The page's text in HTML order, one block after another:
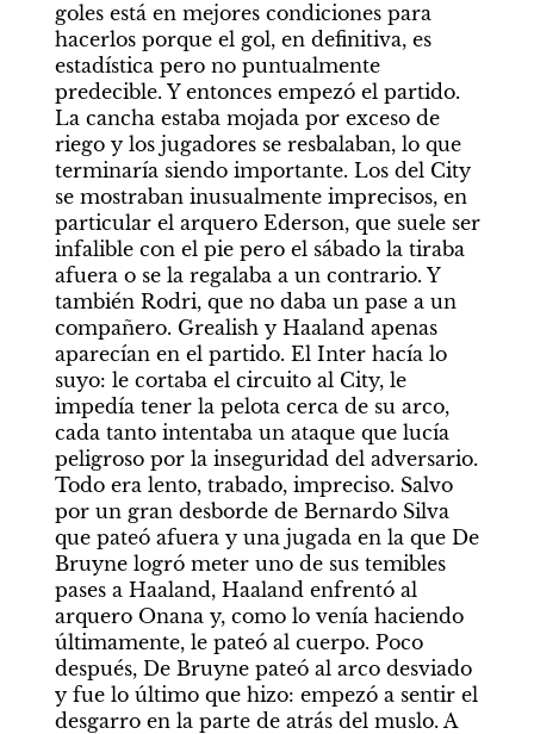
goles está en mejores condiciones para
hacerlos porque el gol, en definitiva, es
estadística pero no puntualmente
predecible. Y entonces empezó el partido.
La cancha estaba mojada por exceso de
riego y los jugadores se resbalaban, lo que
terminaría siendo importante. Los del City
se mostraban inusualmente imprecisos, en
particular el arquero Ederson, que suele ser
infalible con el pie pero el sábado la tiraba
afuera o se la regalaba a un contrario. Y
también Rodri, que no daba un pase a un
compañero. Grealish y Haaland apenas
aparecían en el partido. El Inter hacía lo
suyo: le cortaba el circuito al City, le
impedía tener la pelota cerca de su arco,
cada tanto intentaba un ataque que lucía
peligroso por la inseguridad del adversario.
Todo era lento, trabado, impreciso. Salvo
por un gran desborde de Bernardo Silva
que pateó afuera y una jugada en la que De
Bruyne logró meter uno de sus temibles
pases a Haaland, Haaland enfrentó al
arquero Onana y, como lo venía haciendo
últimamente, le pateó al cuerpo. Poco
después, De Bruyne pateó al arco desviado
y fue lo último que hizo: empezó a sentir el
desgarro en la parte de atrás del muslo. A